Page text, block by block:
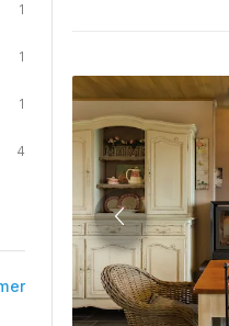
1
1
1
4